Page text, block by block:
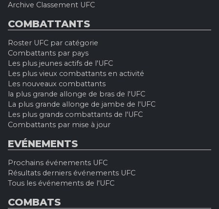
Archive Classement UFC
COMBATTANTS
Roster UFC par catégorie
Combattants par pays
Les plus jeunes actifs de l'UFC
Les plus vieux combattants en activité
Les nouveaux combattants
la plus grande allonge de bras de l'UFC
La plus grande allonge de jambe de l'UFC
Les plus grands combattants de l'UFC
Combattants par mise à jour
EVÉNEMENTS
Prochains événements UFC
Résultats derniers événements UFC
Tous les événements de l'UFC
COMBATS